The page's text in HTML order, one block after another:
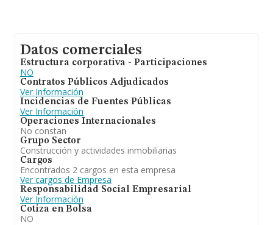
Datos comerciales
Estructura corporativa - Participaciones
NO
Contratos Públicos Adjudicados
Ver Información
Incidencias de Fuentes Públicas
Ver Información
Operaciones Internacionales
No constan
Grupo Sector
Construcción y actividades inmobiliarias
Cargos
Encontrados 2 cargos en esta empresa
Ver cargos de Empresa
Responsabilidad Social Empresarial
Ver Información
Cotiza en Bolsa
NO